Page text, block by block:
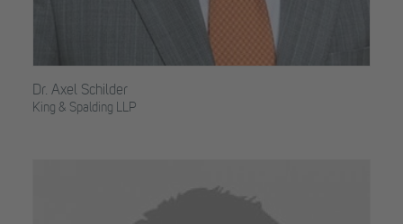
Dr. Axel Schilder
King & Spalding LLP